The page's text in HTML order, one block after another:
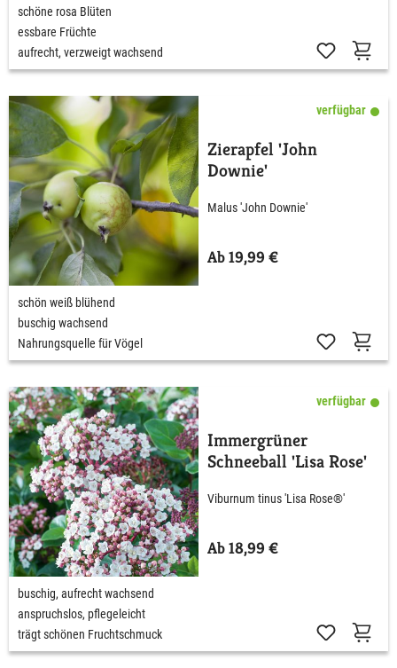
schöne rosa Blüten
essbare Früchte
aufrecht, verzweigt wachsend
verfügbar
Zierapfel 'John
Downie'
Malus 'John Downie'
Ab 19,99 €
schön weiß blühend
buschig wachsend
Nahrungsquelle für Vögel
verfügbar
Immergrüner
Schneeball 'Lisa Rose'
Viburnum tinus 'Lisa Rose®'
Ab 18,99 €
buschig, aufrecht wachsend
anspruchslos, pflegeleicht
trägt schönen Fruchtschmuck